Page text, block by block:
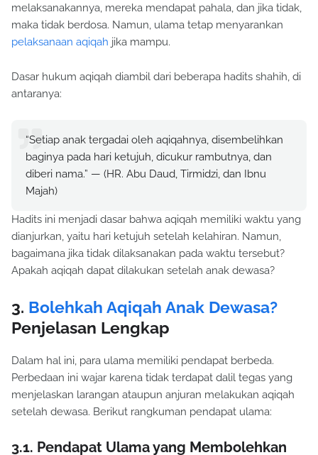
melaksanakannya, mereka mendapat pahala, dan jika tidak,
maka tidak berdosa. Namun, ulama tetap menyarankan
pelaksanaan aqiqah jika mampu.
Dasar hukum aqiqah diambil dari beberapa hadits shahih, di
antaranya:
“Setiap anak tergadai oleh aqiqahnya, disembelihkan
baginya pada hari ketujuh, dicukur rambutnya, dan
diberi nama.” — (HR. Abu Daud, Tirmidzi, dan Ibnu
Majah)
Hadits ini menjadi dasar bahwa aqiqah memiliki waktu yang
dianjurkan, yaitu hari ketujuh setelah kelahiran. Namun,
bagaimana jika tidak dilaksanakan pada waktu tersebut?
Apakah aqiqah dapat dilakukan setelah anak dewasa?
3. Bolehkah Aqiqah Anak Dewasa?
Penjelasan Lengkap
Dalam hal ini, para ulama memiliki pendapat berbeda.
Perbedaan ini wajar karena tidak terdapat dalil tegas yang
menjelaskan larangan ataupun anjuran melakukan aqiqah
setelah dewasa. Berikut rangkuman pendapat ulama:
3.1. Pendapat Ulama yang Membolehkan